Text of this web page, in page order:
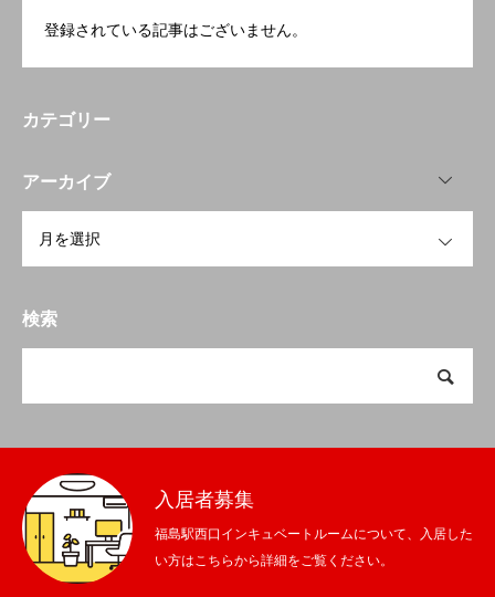
登録されている記事はございません。
カテゴリー
アーカイブ
検索
入居者募集
福島駅西口インキュベートルームについて、入居した
い方はこちらから詳細をご覧ください。